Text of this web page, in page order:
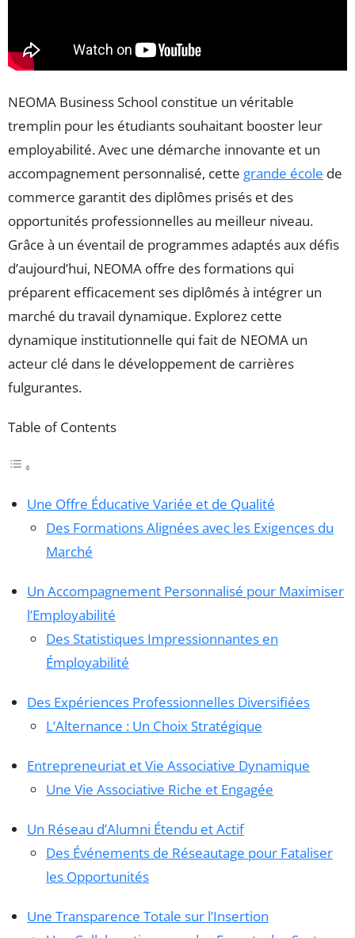
NEOMA Business School constitue un véritable
tremplin pour les étudiants souhaitant booster leur
employabilité. Avec une démarche innovante et un
accompagnement personnalisé, cette grande école de
commerce garantit des diplômes prisés et des
opportunités professionnelles au meilleur niveau.
Grâce à un éventail de programmes adaptés aux défis
d’aujourd’hui, NEOMA offre des formations qui
préparent efficacement ses diplômés à intégrer un
marché du travail dynamique. Explorez cette
dynamique institutionnelle qui fait de NEOMA un
acteur clé dans le développement de carrières
fulgurantes.
Table of Contents
Une Offre Éducative Variée et de Qualité
Des Formations Alignées avec les Exigences du
Marché
Un Accompagnement Personnalisé pour Maximiser
l’Employabilité
Des Statistiques Impressionnantes en
Émployabilité
Des Expériences Professionnelles Diversifiées
L’Alternance : Un Choix Stratégique
Entrepreneuriat et Vie Associative Dynamique
Une Vie Associative Riche et Engagée
Un Réseau d’Alumni Étendu et Actif
Des Événements de Réseautage pour Fataliser
les Opportunités
Une Transparence Totale sur l’Insertion